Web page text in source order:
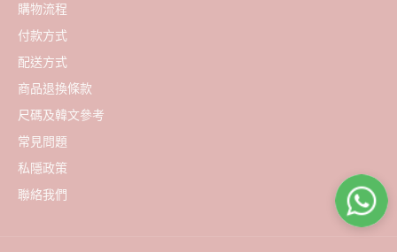
購物流程
付款方式
配送方式
商品退換條款
尺碼及韓文參考
常見問題
私隱政策
聯絡我們